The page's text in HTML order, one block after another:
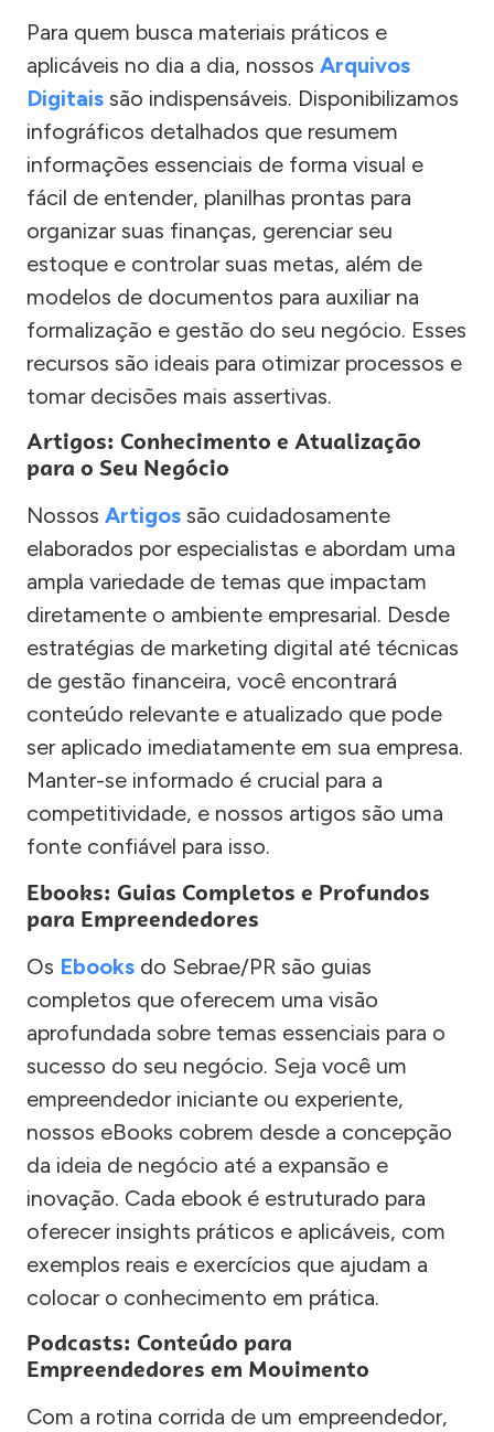
Para quem busca materiais práticos e
aplicáveis no dia a dia, nossos Arquivos
Digitais são indispensáveis. Disponibilizamos
infográficos detalhados que resumem
informações essenciais de forma visual e
fácil de entender, planilhas prontas para
organizar suas finanças, gerenciar seu
estoque e controlar suas metas, além de
modelos de documentos para auxiliar na
formalização e gestão do seu negócio. Esses
recursos são ideais para otimizar processos e
tomar decisões mais assertivas.
Artigos: Conhecimento e Atualização
para o Seu Negócio
Nossos Artigos são cuidadosamente
elaborados por especialistas e abordam uma
ampla variedade de temas que impactam
diretamente o ambiente empresarial. Desde
estratégias de marketing digital até técnicas
de gestão financeira, você encontrará
conteúdo relevante e atualizado que pode
ser aplicado imediatamente em sua empresa.
Manter-se informado é crucial para a
competitividade, e nossos artigos são uma
fonte confiável para isso.
Ebooks: Guias Completos e Profundos
para Empreendedores
Os Ebooks do Sebrae/PR são guias
completos que oferecem uma visão
aprofundada sobre temas essenciais para o
sucesso do seu negócio. Seja você um
empreendedor iniciante ou experiente,
nossos eBooks cobrem desde a concepção
da ideia de negócio até a expansão e
inovação. Cada ebook é estruturado para
oferecer insights práticos e aplicáveis, com
exemplos reais e exercícios que ajudam a
colocar o conhecimento em prática.
Podcasts: Conteúdo para
Empreendedores em Movimento
Com a rotina corrida de um empreendedor,